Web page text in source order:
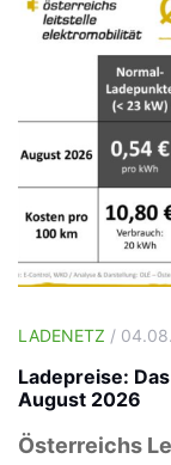
LADENETZ /
Ladepreise:
August 2026
Österreichs